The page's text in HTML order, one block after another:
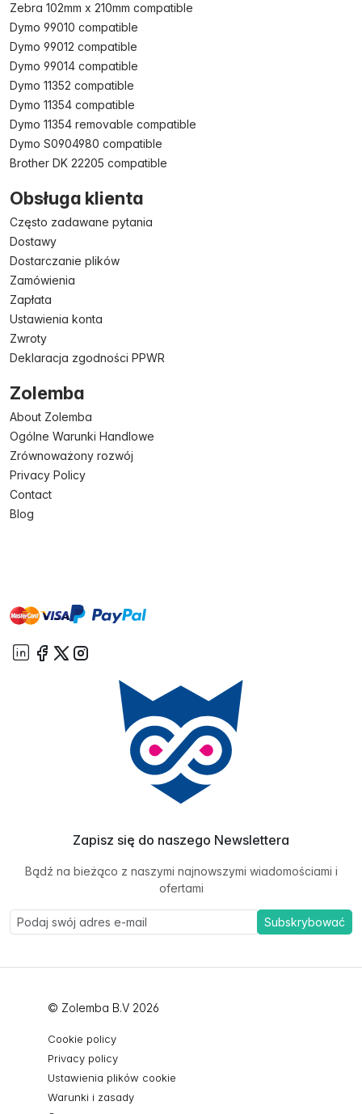
Zebra 102mm x 210mm compatible
Dymo 99010 compatible
Dymo 99012 compatible
Dymo 99014 compatible
Dymo 11352 compatible
Dymo 11354 compatible
Dymo 11354 removable compatible
Dymo S0904980 compatible
Brother DK 22205 compatible
Obsługa klienta
Często zadawane pytania
Dostawy
Dostarczanie plików
Zamówienia
Zapłata
Ustawienia konta
Zwroty
Deklaracja zgodności PPWR
Zolemba
About Zolemba
Ogólne Warunki Handlowe
Zrównoważony rozwój
Privacy Policy
Contact
Blog
mastervisa paypal
Zapisz się do naszego Newslettera
Bądź na bieżąco z naszymi najnowszymi wiadomościami i
ofertami
Subskrybować
© Zolemba B.V 2026
Cookie policy
Privacy policy
Ustawienia plików cookie
Warunki i zasady